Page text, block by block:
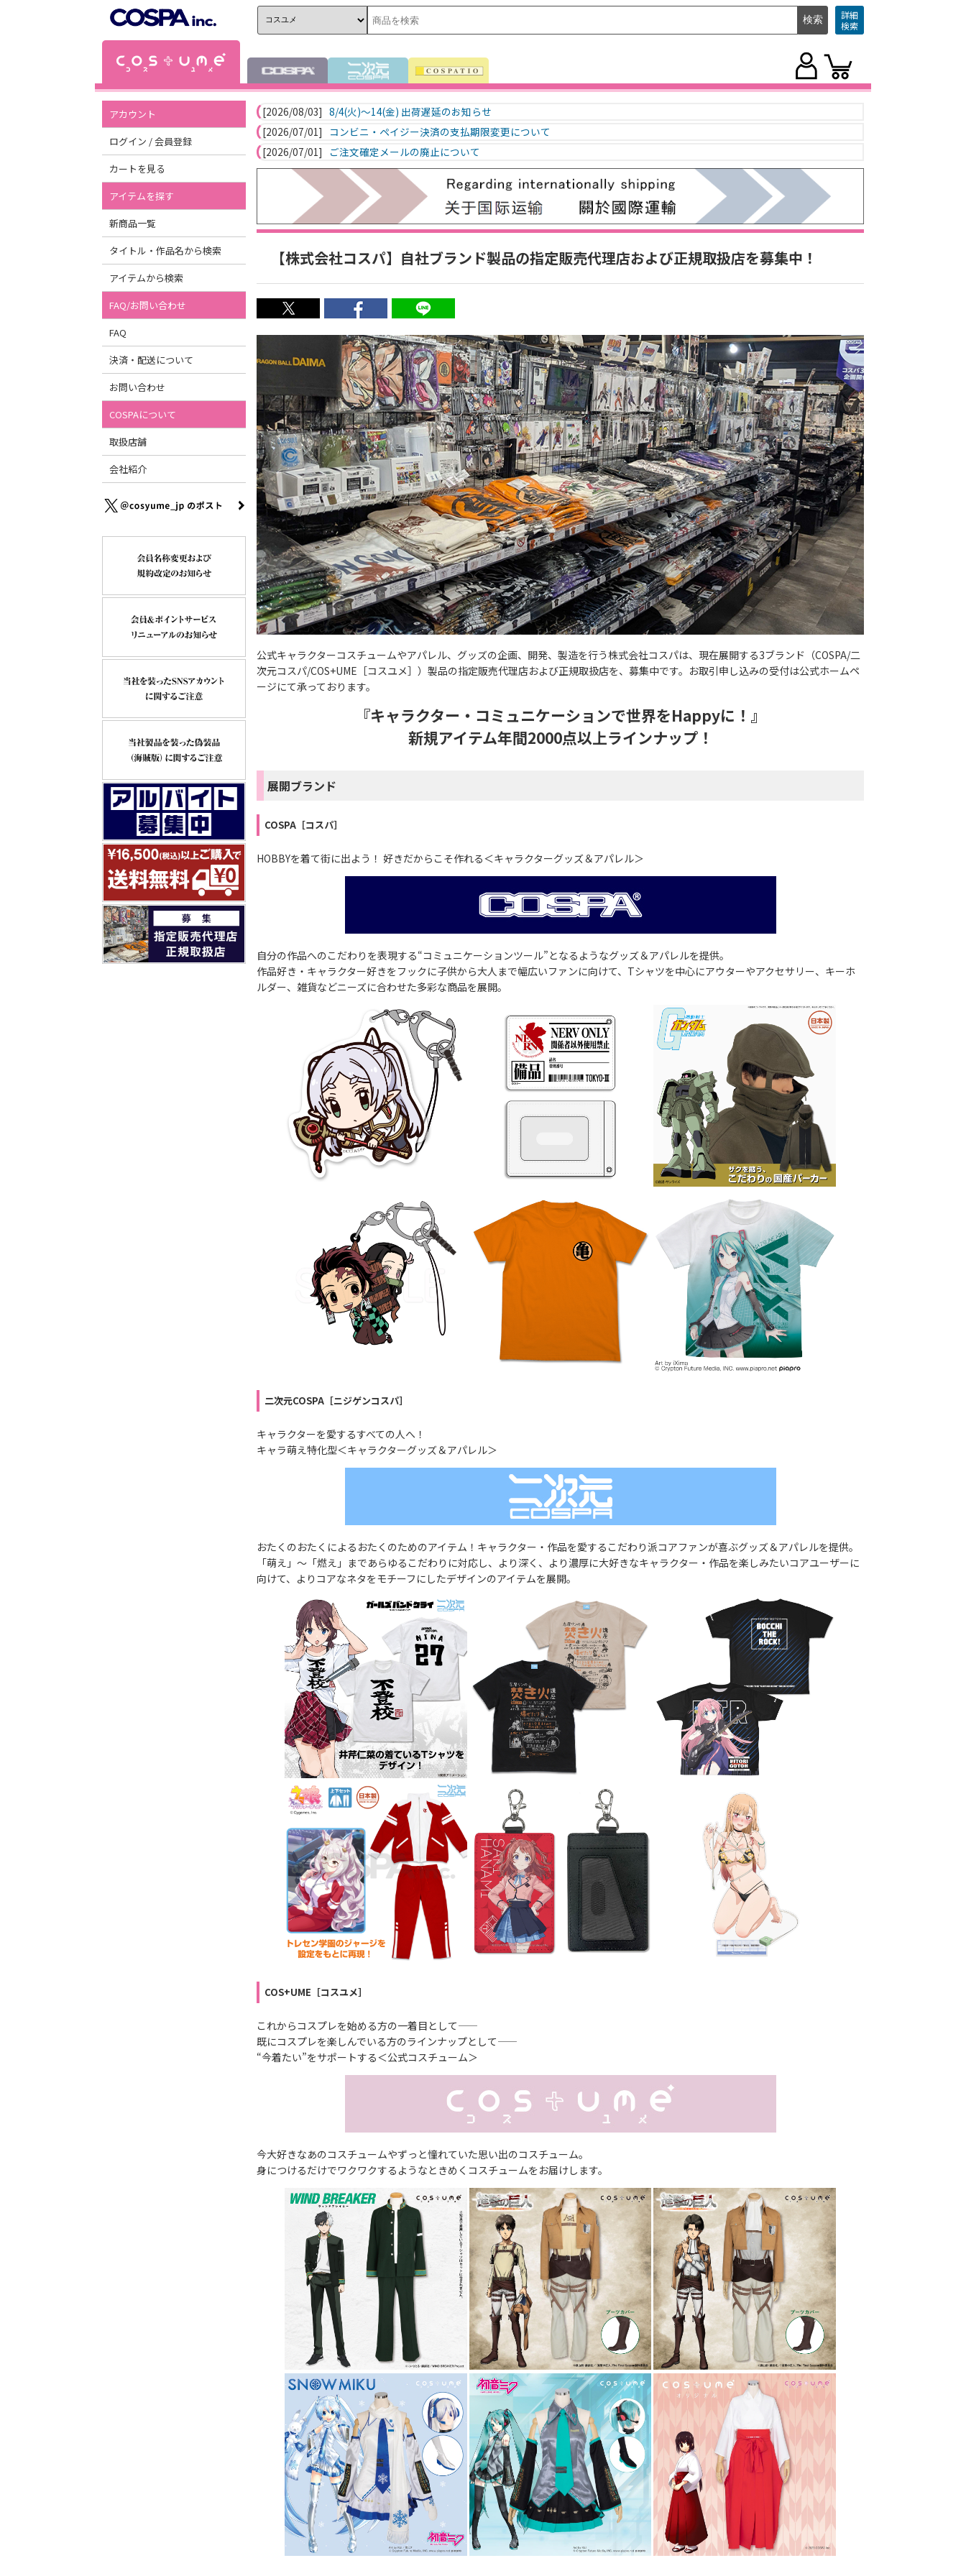
詳細
検索
アカウント
ログイン / 会員登録
カートを見る
アイテムを探す
新商品一覧
タイトル・作品名から検索
アイテムから検索
FAQ/お問い合わせ
FAQ
決済・配送について
お問い合わせ
COSPAについて
取扱店舗
会社紹介
[2026/08/03] 8/4(火)～14(金) 出荷遅延のお知らせ
[2026/07/01]
コンビニ・ペイジー決済の支払期限変更について
[2026/07/01]
ご注文確定メールの廃止について
【株式会社コスパ】自社ブランド製品の指定販売代理店および正規取扱店を募集中！
公式キャラクターコスチュームやアパレル、グッズの企画、開発、製造を行う株式会社コスパは、現在展開する3ブランド（COSPA/二
次元コスパ/COS+UME［コスユメ］）製品の指定販売代理店および正規取扱店を、募集中です。お取引申し込みの受付は公式ホームペ
ージにて承っております。
『キャラクター・コミュニケーションで世界をHappyに！』
新規アイテム年間2000点以上ラインナップ！
展開ブランド
COSPA［コスパ］
HOBBYを着て街に出よう！ 好きだからこそ作れる＜キャラクターグッズ＆アパレル＞
自分の作品へのこだわりを表現する“コミュニケーションツール”となるようなグッズ＆アパレルを提供。
作品好き・キャラクター好きをフックに子供から大人まで幅広いファンに向けて、Tシャツを中心にアウターやアクセサリー、キーホ
ルダー、雑貨などニーズに合わせた多彩な商品を展開。
二次元COSPA［ニジゲンコスパ］
キャラクターを愛するすべての人へ！
キャラ萌え特化型＜キャラクターグッズ＆アパレル＞
おたくのおたくによるおたくのためのアイテム！キャラクター・作品を愛するこだわり派コアファンが喜ぶグッズ＆アパレルを提供。
「萌え」～「燃え」まであらゆるこだわりに対応し、より深く、より濃厚に大好きなキャラクター・作品を楽しみたいコアユーザーに
向けて、よりコアなネタをモチーフにしたデザインのアイテムを展開。
COS+UME［コスユメ］
これからコスプレを始める方の一着目として――
既にコスプレを楽しんでいる方のラインナップとして――
“今着たい”をサポートする＜公式コスチューム＞
今大好きなあのコスチュームやずっと憧れていた思い出のコスチューム。
身につけるだけでワクワクするようなときめくコスチュームをお届けします。